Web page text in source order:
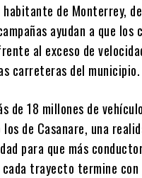
habitante de Monterrey,
ayudan a que
al exceso de
carreteras del municipio.
de 18 millones de
de Casanare, una
para que más
trayecto termine con